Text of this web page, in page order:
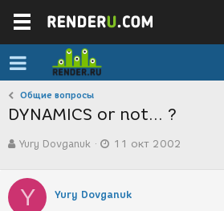
Общие вопросы
DYNAMICS or not... ?
в
о
р
Yury Dovganuk
а
с
11 окт 2002
Y Yury Dovganuk